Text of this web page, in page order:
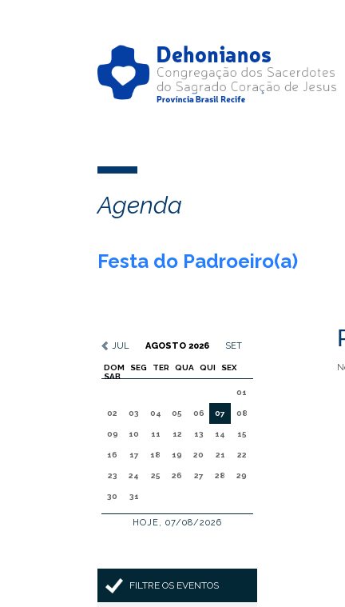
Agenda
Festa do Padroeiro(a)
JUL AGOSTO 2026 SET
DOM SEG TER QUA QUI
SEX
SAB
01
02 03 04 05 06 07 08
09 10 11 12 13 14 15
16 17 18 19 20 21 22
23 24 25 26 27 28 29
30 31
HOJE, 07/08/2026
FILTRE OS EVENTOS